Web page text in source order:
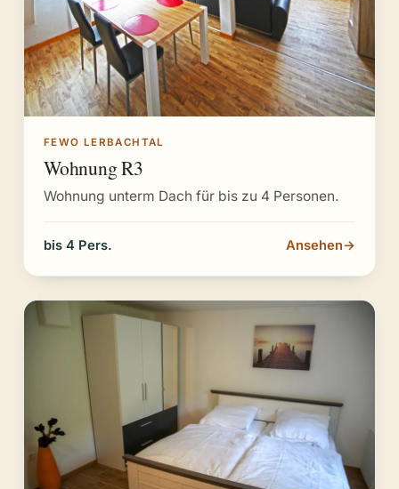
FEWO LERBACHTAL
Wohnung R3
Wohnung unterm Dach für bis zu 4 Personen.
bis 4 Pers. Ansehen→